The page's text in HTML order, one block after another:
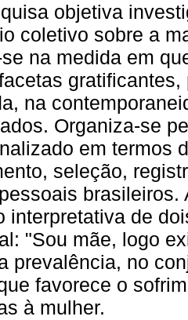
objetiva
coletivo sobre a
na medida em
gratificantes,
na
Organiza-se
em termos
seleção,
interpretativa de
"Sou mãe, logo
prevalência, no
favorece o
à mulher.